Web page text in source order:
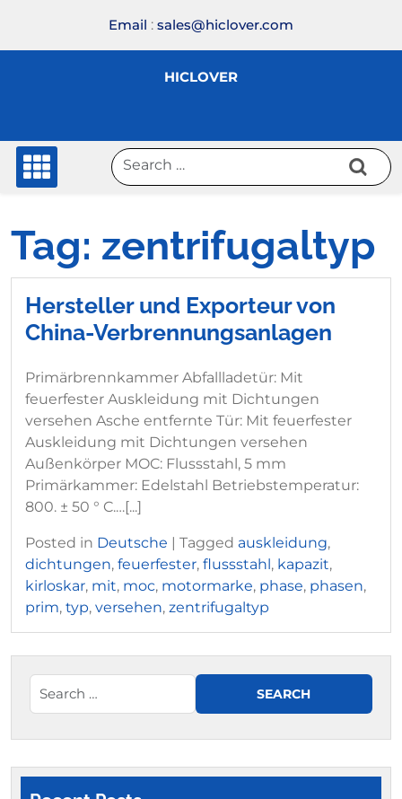
content
Email : sales@hiclover.com
HICLOVER
Tag: zentrifugaltyp
Hersteller und Exporteur von
China-Verbrennungsanlagen
Primärbrennkammer Abfallladetür: Mit
feuerfester Auskleidung mit Dichtungen
versehen Asche entfernte Tür: Mit feuerfester
Auskleidung mit Dichtungen versehen
Außenkörper MOC: Flussstahl, 5 mm
Primärkammer: Edelstahl Betriebstemperatur:
800. ± 50 ° C.…[...]
Posted in Deutsche | Tagged auskleidung,
dichtungen, feuerfester, flussstahl, kapazit,
kirloskar, mit, moc, motormarke, phase, phasen,
prim, typ, versehen, zentrifugaltyp